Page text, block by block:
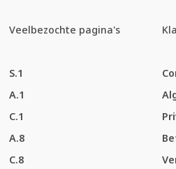
Veelbezochte pagina's
S.1
A.1
C.1
A.8
C.8